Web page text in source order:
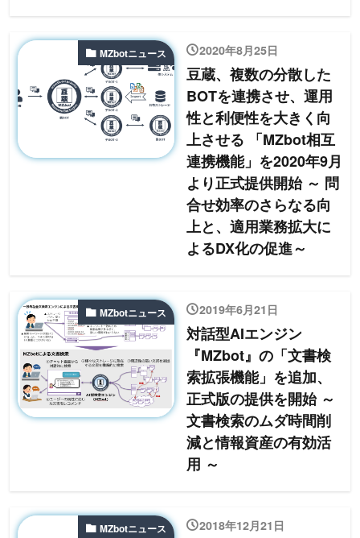
MZbotニュース 2020年8月25日
豆蔵、複数の分散した
BOTを連携させ、運用
性と利便性を大きく向
上させる 「MZbot相互
連携機能」を2020年9月
より正式提供開始 ～ 問
合せ効率のさらなる向
上と、適用業務拡大に
よるDX化の促進～
MZbotニュース 2019年6月21日
対話型AIエンジン
『MZbot』の「文書検
索拡張機能」を追加、
正式版の提供を開始 ～
文書検索のムダ時間削
減と情報資産の有効活
用 ～
MZbotニュース 2018年12月21日